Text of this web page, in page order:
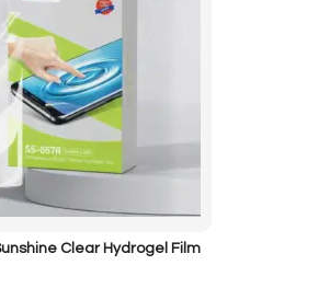
Clear Hydrogel Film